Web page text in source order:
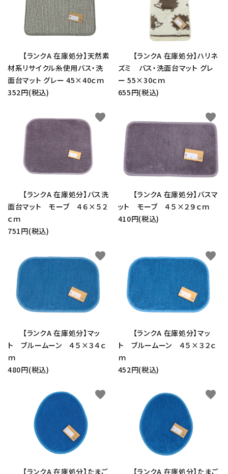
【ランクA 在庫処分】天然素
材系リサイクル糸使用バス・洗
面台マット グレー 45×40ｃｍ
352円(税込)
【ランクA 在庫処分】ハリネ
ズミ バス・洗面台マット グレ
ー 55×30ｃｍ
655円(税込)
【ランクA 在庫処分】バス洗
面台マット モーブ ４６×５２
ｃｍ
751円(税込)
favorite
【ランクA 在庫処分】バスマ
ット モーブ ４５×２９ｃｍ
410円(税込)
favorite
【ランクA 在庫処分】マッ
ト ブルームーン ４５×３４ｃ
ｍ
480円(税込)
favorite
【ランクA 在庫処分】マッ
ト ブルームーン ４５×３２ｃ
ｍ
452円(税込)
favorite
【ランクA 在庫処分】たまご
favorite
【ランクA 在庫処分】たまご
favorite
キーワード